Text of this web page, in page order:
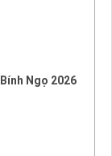
Ngọ 2026